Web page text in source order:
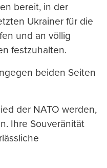
bereit, in der
Ukrainer für die
und an völlig
festzuhalten.
beiden Seiten
der NATO werden,
Ihre Souveränität